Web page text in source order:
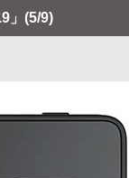
(5/9)